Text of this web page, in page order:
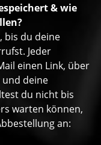
& wie
bis du deine
Jeder
einen Link, über
deine
du nicht bis
warten können,
an: